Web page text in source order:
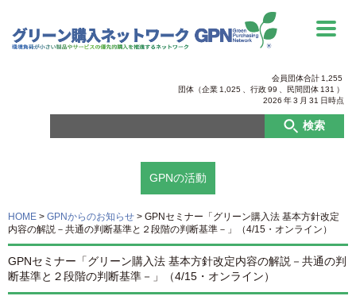
会員団体合計 1,255
団体（企業 1,025 、行政99 民間団体 131 ）
2026 年3 月 31 日時点
検索
GPNの活動
HOME > GPNからのお知らせ > GPNセミナー「グリーン購入法 基本方針改定
内容の解説－共通の判断基準と２段階の判断基準－」（4/15・オンライン）
GPNセミナー「グリーン購入法 基本方針改定内容の解説－共通の判
断基準と２段階の判断基準－」（4/15・オンライン）